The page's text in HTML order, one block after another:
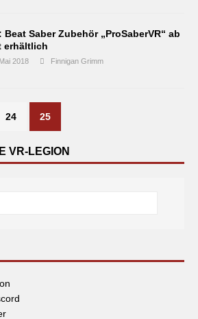
Beat Saber Zubehör „ProSaberVR“ ab
erhältlich
2018 Finnigan Grimm
24 25
VR-LEGION